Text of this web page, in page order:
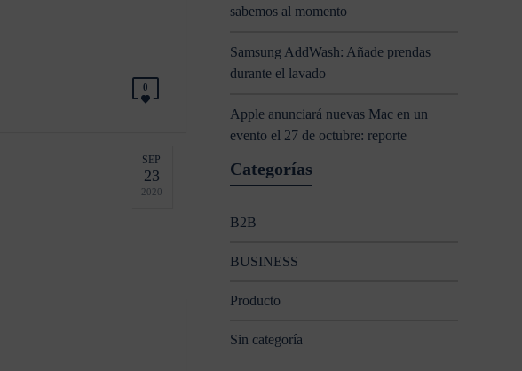
0
SEP
23
2020
sabemos al momento
Samsung AddWash: Añade prendas
durante el lavado
Apple anunciará nuevas Mac en un
evento el 27 de octubre: reporte
Categorías
B2B
BUSINESS
Producto
Sin categoría